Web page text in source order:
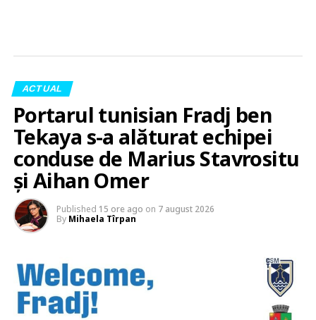
ACTUAL
Portarul tunisian Fradj ben
Tekaya s-a alăturat echipei
conduse de Marius Stavrositu
și Aihan Omer
Published 15 ore ago on 7 august 2026
By Mihaela Tîrpan